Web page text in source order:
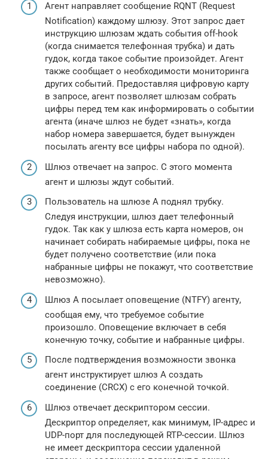
Агент направляет сообщение RQNT (Request
Notification) каждому шлюзу. Этот запрос дает
инструкцию шлюзам ждать события off-hook
(когда снимается телефонная трубка) и дать
гудок, когда такое событие произойдет. Агент
также сообщает о необходимости мониторинга
других событий. Предоставляя цифровую карту
в запросе, агент позволяет шлюзам собрать
цифры перед тем как информировать о событии
агента (иначе шлюз не будет «знать», когда
набор номера завершается, будет вынужден
посылать агенту все цифры набора по одной).
Шлюз отвечает на запрос. С этого момента
агент и шлюзы ждут событий.
Пользователь на шлюзе А поднял трубку.
Следуя инструкции, шлюз дает телефонный
гудок. Так как у шлюза есть карта номеров, он
начинает собирать набираемые цифры, пока не
будет получено соответствие (или пока
набранные цифры не покажут, что соответствие
невозможно).
Шлюз А посылает оповещение (NTFY) агенту,
сообщая ему, что требуемое событие
произошло. Оповещение включает в себя
конечную точку, событие и набранные цифры.
После подтверждения возможности звонка
агент инструктирует шлюз А создать
соединение (CRCX) с его конечной точкой.
Шлюз отвечает дескриптором сессии.
Дескриптор определяет, как минимум, IP-адрес и
UDP-порт для последующей RTP-сессии. Шлюз
не имеет дескриптора сессии удаленной